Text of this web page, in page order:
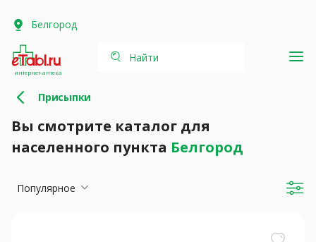
Белгород
интернет-аптека
Найти
Присыпки
Вы смотрите каталог для
населенного пункта Белгород
Популярное